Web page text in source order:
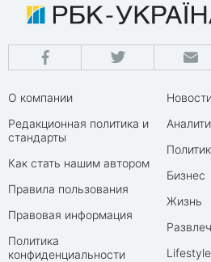
О компании
Редакционная политика и
стандарты
Как стать нашим автором
Правила пользования
Правовая информация
Политика
конфиденциальности
Бизнес
Жизнь
Lifestyle